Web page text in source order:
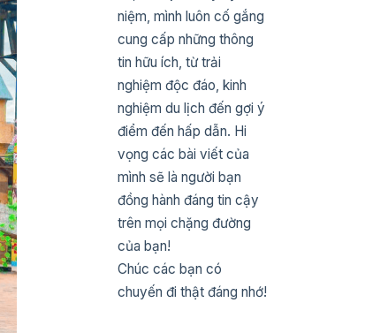
niệm, mình luôn cố gắng
cung cấp những thông
tin hữu ích, từ trải
nghiệm độc đáo, kinh
nghiệm du lịch đến gợi ý
điểm đến hấp dẫn. Hi
vọng các bài viết của
mình sẽ là người bạn
đồng hành đáng tin cậy
trên mọi chặng đường
của bạn!
Chúc các bạn có
chuyến đi thật đáng nhớ!